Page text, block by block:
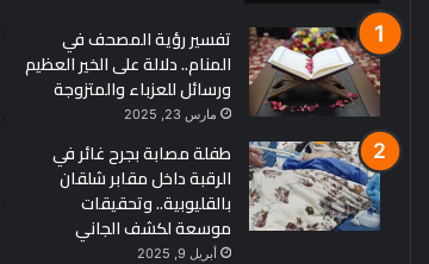
تفسير رؤية المصحف في
المنام.. دلالة على الخير العظيم
ورسائل للعزباء والمتزوجة
مارس 23, 2025
طفلة مصابة بجرح غائر في
الرقبة داخل مقابر شلقان
بالقليوبية.. وتحقيقات
موسعة لكشف الجاني
أبريل 9, 2025